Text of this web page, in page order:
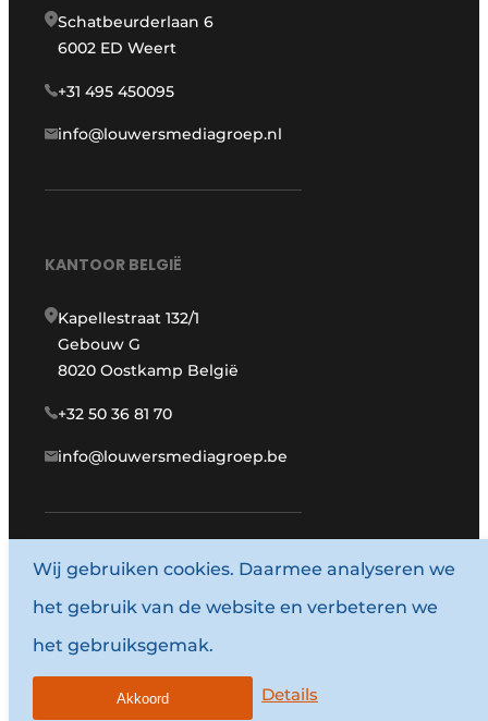
Schatbeurderlaan 6
6002 ED Weert
+31 495 450095
info@louwersmediagroep.nl
KANTOOR BELGIË
Kapellestraat 132/1
Gebouw G
8020 Oostkamp België
+32 50 36 81 70
info@louwersmediagroep.be
www.louwersmediagroep.com
© 1987 - 2026 Louwersmediagroep.
Algemene voorwaarden
Wij gebruiken cookies. Daarmee analyseren we
het gebruik van de website en verbeteren we
het gebruiksgemak.
Details
Akkoord